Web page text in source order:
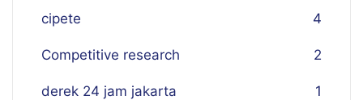
cipete 4
Competitive research 2
derek 24 jam jakarta 1